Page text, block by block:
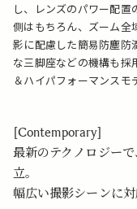
し、レンズのパワー配
側はもちろん、ズーム全
影に配慮した簡易防塵防
な三脚座などの機構も採
＆ハイパフォーマンスモ
[Contemporary]
最新のテクノロジー
立。
幅広い撮影シーンに